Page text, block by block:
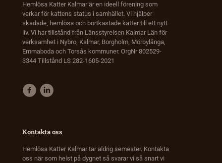
Hemlösa Katter Kalmar är en ideell förening som
verkar för kattens status i samhället. Vi hjälper
skadade, hemlösa och bortkastade katter till ett nytt
liv. Vi har tillstånd från Länsstyrelsen Kalmar Län för
verksamhet i Nybro, Kalmar, Borgholm, Mörbylånga,
Emmaboda och Torsås kommuner. OrgNr 802529-
3344 Tillstånd LS 282-1605-2021
Kontakta oss
Hemlösa Katter Kalmar tar aldrig semester. Kontakta
oss när som helst på dygnet så svarar vi så snart vi